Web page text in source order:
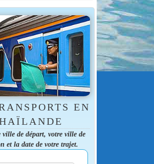
EN
ville de départ, votre ville de
et la date de votre trajet.